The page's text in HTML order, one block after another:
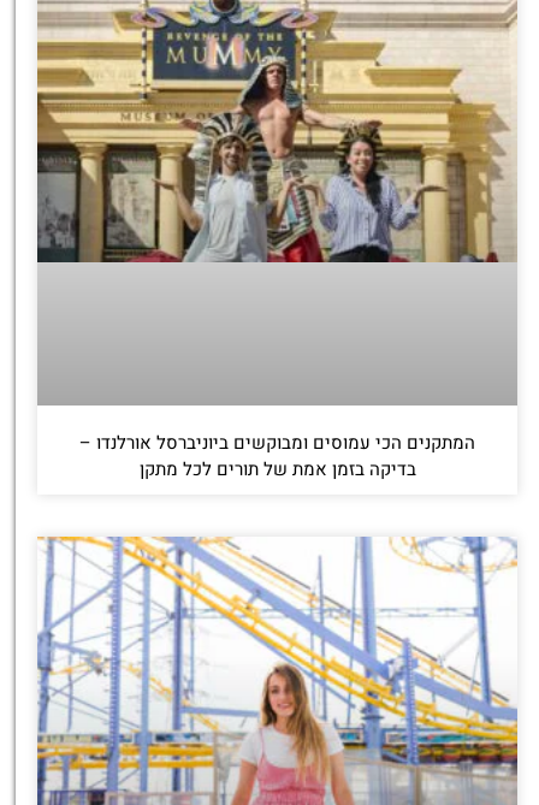
המתקנים הכי עמוסים ומבוקשים ביוניברסל אורלנדו –
בדיקה בזמן אמת של תורים לכל מתקן